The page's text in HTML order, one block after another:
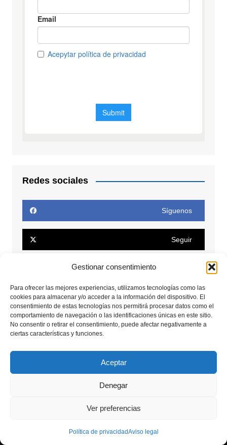
Gestionar consentimiento
Para ofrecer las mejores experiencias, utilizamos tecnologías como las
cookies para almacenar y/o acceder a la información del dispositivo. El
consentimiento de estas tecnologías nos permitirá procesar datos como el
comportamiento de navegación o las identificaciones únicas en este sitio.
No consentir o retirar el consentimiento, puede afectar negativamente a
ciertas características y funciones.
Aceptar
Denegar
Ver preferencias
Política de privacidadAviso legal
Redes sociales
Síguenos
Seguir
Conectar
Seguir
Copyrights © 2025. Todos los derechos reservados.
Política de privacidad